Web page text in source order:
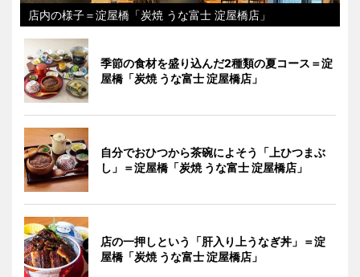
店内の様子＝淀屋橋「炭焼 うな富士 淀屋橋店」
季節の食材を盛り込んだ2種類の夏コース＝淀
屋橋「炭焼 うな富士 淀屋橋店」
自分でおひつから茶碗によそう「上ひつまぶ
し」＝淀屋橋「炭焼 うな富士 淀屋橋店」
店の一押しという「肝入り上うなぎ丼」＝淀
屋橋「炭焼 うな富士 淀屋橋店」